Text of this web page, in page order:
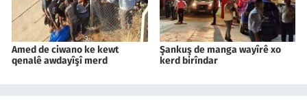
Amed de ciwano ke kewt
qenalê awdayîşî merd
Şankuş de manga wayîrê xo
kerd birîndar